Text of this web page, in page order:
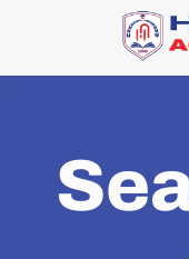
content